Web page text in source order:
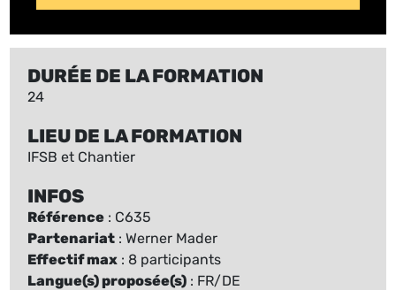
DURÉE DE LA FORMATION
24
LIEU DE LA FORMATION
IFSB et Chantier
INFOS
Référence : C635
Partenariat : Werner Mader
Effectif max : 8 participants
Langue(s) proposée(s) : FR/DE